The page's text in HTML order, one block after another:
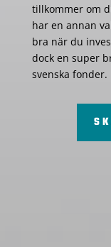
tillkommer om
har en annan
bra när du
dock en super
svenska fonder.